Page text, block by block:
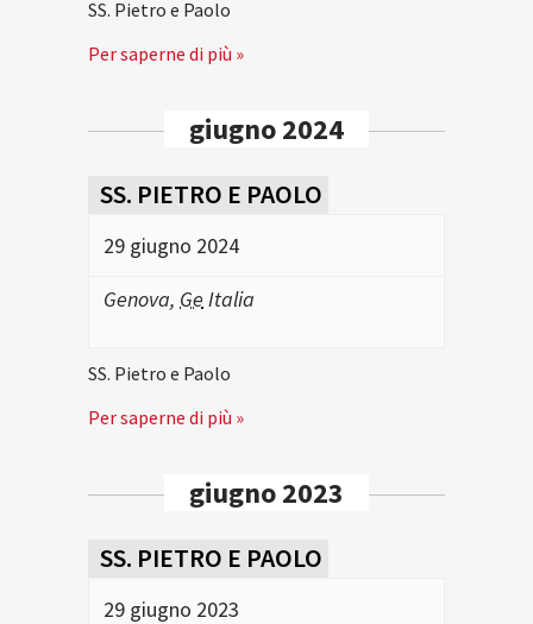
SS. Pietro e Paolo
Per saperne di più »
giugno 2024
SS. PIETRO E PAOLO
29 giugno 2024
Genova, Ge Italia
SS. Pietro e Paolo
Per saperne di più »
giugno 2023
SS. PIETRO E PAOLO
29 giugno 2023